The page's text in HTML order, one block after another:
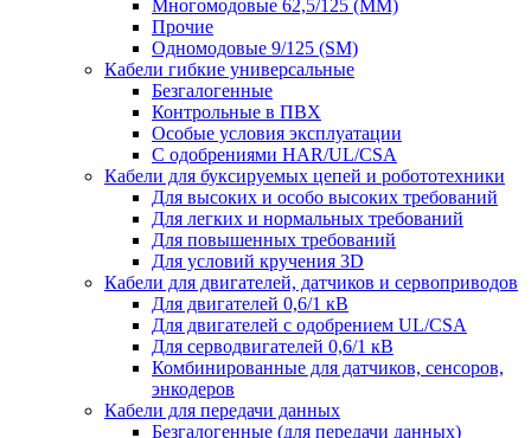
Многомодовые 62,5/125 (ММ)
Прочие
Одномодовые 9/125 (SM)
Кабели гибкие универсальные
Безгалогенные
Контрольные в ПВХ
Особые условия эксплуатации
С одобрениями HAR/UL/CSA
Кабели для буксируемых цепей и робототехники
Для высоких и особо высоких требований
Для легких и нормальных требований
Для повышенных требований
Для условий кручения 3D
Кабели для двигателей, датчиков и сервоприводов
Для двигателей 0,6/1 кВ
Для двигателей с одобрением UL/CSA
Для серводвигателей 0,6/1 кВ
Комбинированные для датчиков, cенсоров,
энкодеров
Кабели для передачи данных
Безгалогенные (для передачи данных)